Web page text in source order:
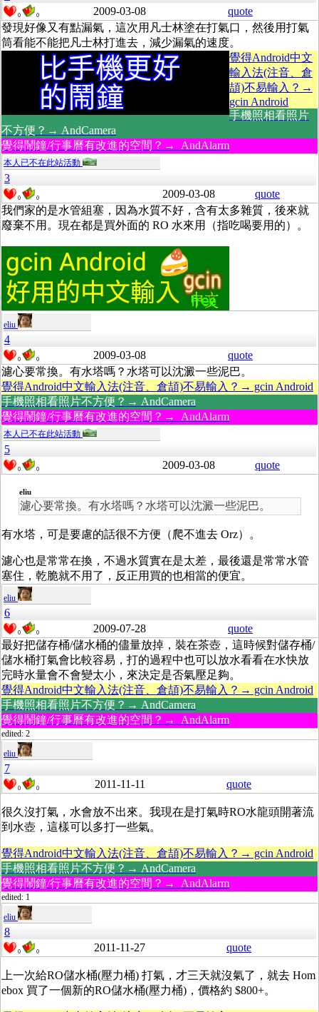
0 0 2009-03-08
quote
發現好像又有點漏氣，這次用凡士林塗在打氣口，然後用打氣
筒看能不能把凡士林打進去，減少漏氣的速度。
覺得Android中文
輸入法(注音、倉
頡)不易輸入？→
gcin Android
手機照相看照片
不方便？→ AndCamera
覺得鬧鐘/行事曆有改進的空間？→ AndAlarm
本人已不在此站活動
3
0 0 2009-03-08
quote
我們家的是水管組塞，因為水質不好，含有太多雜質，後來就
廢棄不用。現在都是買外面的 RO 水來用（指吃喝要用的）。
eliu
4
0 0 2009-03-08
quote
濾心要常換。有水塔嗎？水塔可以沈澱一些泥巴。
覺得Android中文輸入法(注音、倉頡)不易輸入？→ gcin Android
手機照相看照片不方便？→ AndCamera
覺得鬧鐘/行事曆有改進的空間？→ AndAlarm
本人已不在此站活動
5
0 0 2009-03-08 quote
eliu
濾心要常換。有水塔嗎？水塔可以沈澱一些泥巴。
有水塔，可是要慮的話很不方便（爬不進去 Orz）。
濾心也是常常在換，不過水質實在是太差，最後還是常常水管
塞住，乾脆就不用了，反正用買的也相當的便宜。
eliu
6
0 0 2009-07-28
quote
最好把儲存桶/儲水桶的儘量放掉，裝在茶壺，這時候對儲存桶/
儲水桶打氣會比較容易，打的過程中也可以放水看看在水快放
完時水量會不會變太小，來決定是否氣壓足夠。
覺得Android中文輸入法(注音、倉頡)不易輸入？→ gcin Android
手機照相看照片不方便？→ AndCamera
覺得鬧鐘/行事曆有改進的空間？→ AndAlarm
edited: 2
eliu
7
0 0 2011-11-11 quote
很久沒打氣，水會放不出來。我現在是打氣時RO水龍頭開著流
到水壺，這樣可以多打一些氣。
覺得Android中文輸入法(注音、倉頡)不易輸入？→ gcin Android
手機照相看照片不方便？→ AndCamera
覺得鬧鐘/行事曆有改進的空間？→ AndAlarm
edited: 1
eliu
8
0 0 2011-11-27 quote
上一次給RO儲水桶(壓力桶) 打氣，才三天就沒氣了，就去 Hom
ebox 買了一個新的RO儲水桶(壓力桶)，價格約 $800+。